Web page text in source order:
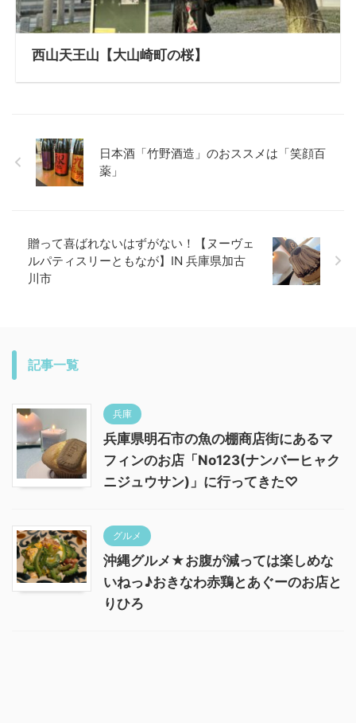
西山天王山【大山崎町の桜】
日本酒「竹野酒造」のおススメは「笑顔百
薬」
贈って喜ばれないはずがない！【ヌーヴェ
ルパティスリーともなが】IN 兵庫県加古
川市
記事一覧
兵庫
兵庫県明石市の魚の棚商店街にあるマ
フィンのお店「No123(ナンバーヒャク
ニジュウサン)」に行ってきた♡
グルメ
沖縄グルメ★お腹が減っては楽しめな
いねっ♪おきなわ赤鶏とあぐーのお店と
りひろ